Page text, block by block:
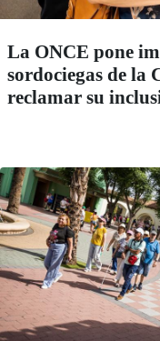
La ONCE pone
sordociegas de
reclamar su